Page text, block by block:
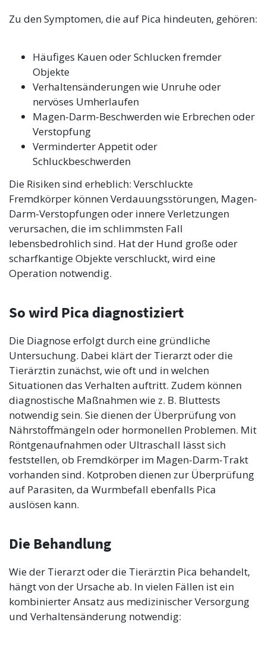
Zu den Symptomen, die auf Pica hindeuten, gehören:
Häufiges Kauen oder Schlucken fremder
Objekte
Verhaltensänderungen wie Unruhe oder
nervöses Umherlaufen
Magen-Darm-Beschwerden wie Erbrechen oder
Verstopfung
Verminderter Appetit oder
Schluckbeschwerden
Die Risiken sind erheblich: Verschluckte
Fremdkörper können Verdauungsstörungen, Magen-
Darm-Verstopfungen oder innere Verletzungen
verursachen, die im schlimmsten Fall
lebensbedrohlich sind. Hat der Hund große oder
scharfkantige Objekte verschluckt, wird eine
Operation notwendig.
So wird Pica diagnostiziert
Die Diagnose erfolgt durch eine gründliche
Untersuchung. Dabei klärt der Tierarzt oder die
Tierärztin zunächst, wie oft und in welchen
Situationen das Verhalten auftritt. Zudem können
diagnostische Maßnahmen wie z. B. Bluttests
notwendig sein. Sie dienen der Überprüfung von
Nährstoffmängeln oder hormonellen Problemen. Mit
Röntgenaufnahmen oder Ultraschall lässt sich
feststellen, ob Fremdkörper im Magen-Darm-Trakt
vorhanden sind. Kotproben dienen zur Überprüfung
auf Parasiten, da Wurmbefall ebenfalls Pica
auslösen kann.
Die Behandlung
Wie der Tierarzt oder die Tierärztin Pica behandelt,
hängt von der Ursache ab. In vielen Fällen ist ein
kombinierter Ansatz aus medizinischer Versorgung
und Verhaltensänderung notwendig: